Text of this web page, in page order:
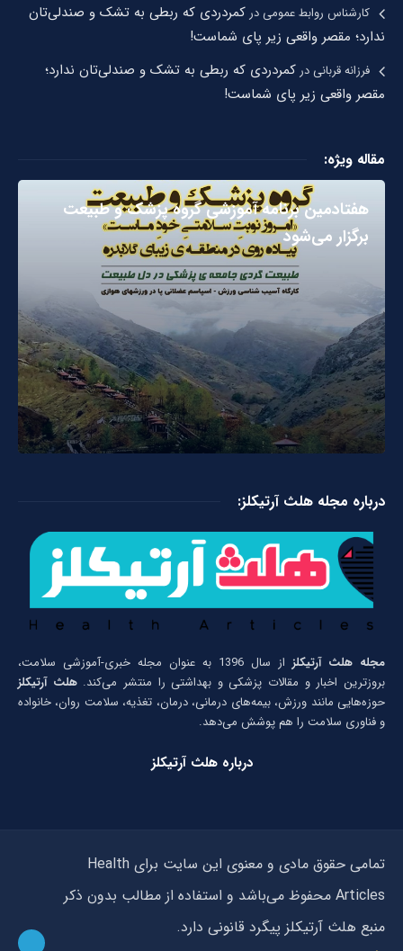
کارشناس روابط عمومیدر کمردردی که ربطی به تشک و صندلی‌تان
ندارد؛ مقصر واقعی زیر پای شماست!
فرزانه قربانیدر کمردردی که ربطی به تشک و صندلی‌تان ندارد؛
مقصر واقعی زیر پای شماست!
مقاله ویژه:
هفتادمین برنامه آموزشی گروه پزشک و طبیعت
برگزار می‌شود
درباره مجله هلث آرتیکلز:
مجله هلث آرتیکلز
از سال 1396 به عنوان مجله خبری-آموزشی سلامت،
بروزترین اخبار و مقالات پزشکی و بهداشتی را منتشر می‌کند.هلث آرتیکلز
حوزه‌هایی مانند ورزش، بیمه‌های درمانی، درمان، تغذیه، سلامت روان، خانواده
و فناوری سلامت را هم پوشش می‌دهد.
درباره هلث آرتیکلز
تمامی حقوق مادی و معنوی این سایت برای Health
Articles محفوظ می‌باشد و استفاده از مطالب بدون ذکر
منبع هلث آرتیکلز پیگرد قانونی دارد.